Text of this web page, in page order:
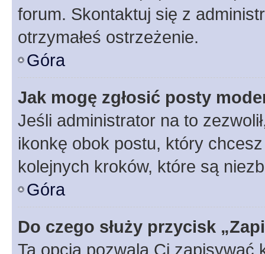
forum. Skontaktuj się z
otrzymałeś ostrzeżenie.
Góra
Jak mogę zgłosić posty
Jeśli administrator na to
ikonkę obok postu, który
kolejnych kroków, które są
Góra
Do czego służy przycisk
Ta opcja pozwala Ci zapisywać